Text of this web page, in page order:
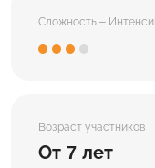
Сложность –
Возраст участников
От 7 лет